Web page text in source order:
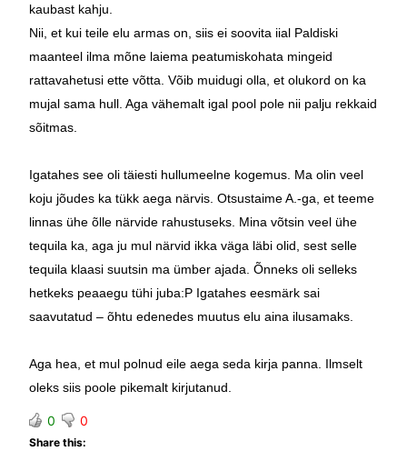
kaubast kahju.
Nii, et kui teile elu armas on, siis ei soovita iial Paldiski
maanteel ilma mõne laiema peatumiskohata mingeid
rattavahetusi ette võtta. Võib muidugi olla, et olukord on ka
mujal sama hull. Aga vähemalt igal pool pole nii palju rekkaid
sõitmas.
Igatahes see oli täiesti hullumeelne kogemus. Ma olin veel
koju jõudes ka tükk aega närvis. Otsustaime A.-ga, et teeme
linnas ühe õlle närvide rahustuseks. Mina võtsin veel ühe
tequila ka, aga ju mul närvid ikka väga läbi olid, sest selle
tequila klaasi suutsin ma ümber ajada. Õnneks oli selleks
hetkeks peaaegu tühi juba:P Igatahes eesmärk sai
saavutatud – õhtu edenedes muutus elu aina ilusamaks.
Aga hea, et mul polnud eile aega seda kirja panna. Ilmselt
oleks siis poole pikemalt kirjutanud.
0 0
Share this: